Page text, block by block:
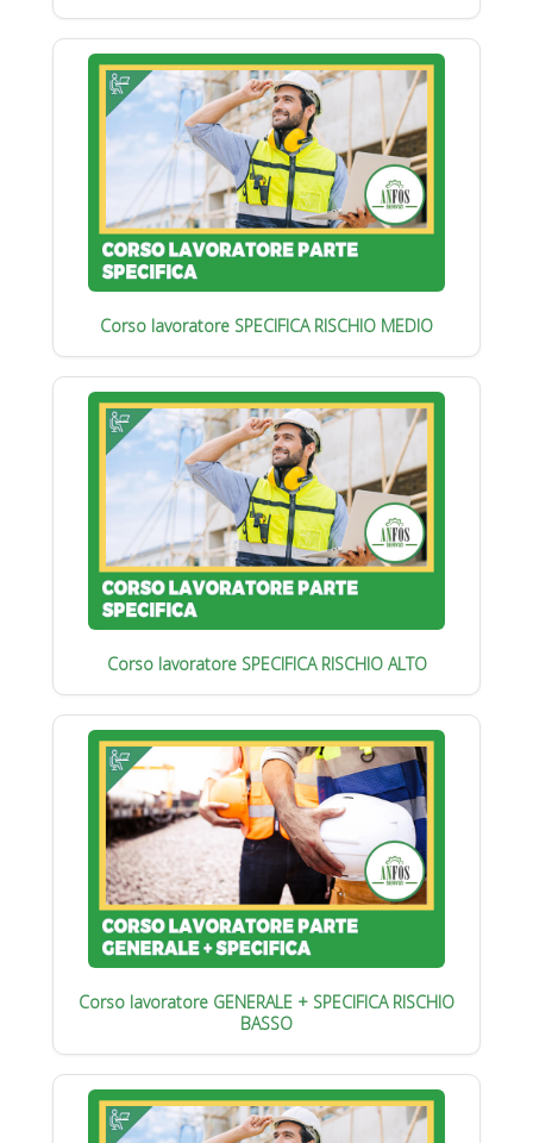
Corso lavoratore SPECIFICA RISCHIO MEDIO
Corso lavoratore SPECIFICA RISCHIO ALTO
Corso lavoratore GENERALE + SPECIFICA RISCHIO
BASSO